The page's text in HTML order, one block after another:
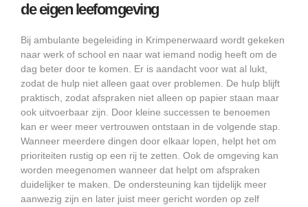
de eigen leefomgeving
Bij ambulante begeleiding in Krimpenerwaard wordt gekeken
naar werk of school en naar wat iemand nodig heeft om de
dag beter door te komen. Er is aandacht voor wat al lukt,
zodat de hulp niet alleen gaat over problemen. De hulp blijft
praktisch, zodat afspraken niet alleen op papier staan maar
ook uitvoerbaar zijn. Door kleine successen te benoemen
kan er weer meer vertrouwen ontstaan in de volgende stap.
Wanneer meerdere dingen door elkaar lopen, helpt het om
prioriteiten rustig op een rij te zetten. Ook de omgeving kan
worden meegenomen wanneer dat helpt om afspraken
duidelijker te maken. De ondersteuning kan tijdelijk meer
aanwezig zijn en later juist meer gericht worden op zelf